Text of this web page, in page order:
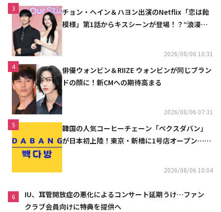
3
チョン・ヘイン＆ハヨン出演のNetflix「恋は飴
模様」第1話からキスシーンが登場！？“浪漫と
2026/08/06 10:31
4
俳優ウォンビン＆RIIZE ウォンビンが同じブラン
ドの顔に！新CMへの期待高まる
2026/08/06 07:31
5
韓国の人気コーヒーチェーン「ペクスダバン」
が日本初上陸！東京・新橋に1号店オープン…海
2026/08/06 10:04
6
IU、耳管開放症の悪化によるコンサート延期うけ…ファン
クラブ会員向けに特典を提供へ